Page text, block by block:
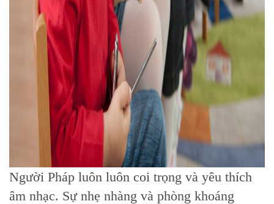
Người Pháp luôn luôn coi trọng và yêu thích
âm nhạc. Sự nhẹ nhàng và phòng khoáng